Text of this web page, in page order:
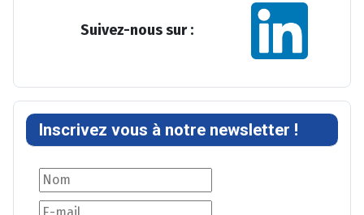
Suivez-nous sur :
Inscrivez vous à notre newsletter !